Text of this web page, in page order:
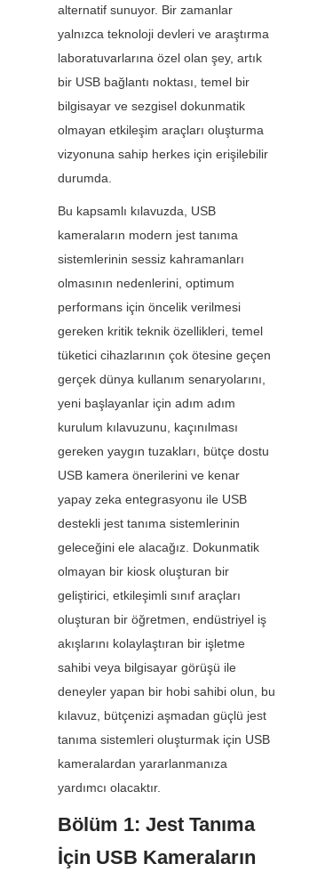
alternatif sunuyor. Bir zamanlar
yalnızca teknoloji devleri ve araştırma
laboratuvarlarına özel olan şey, artık
bir USB bağlantı noktası, temel bir
bilgisayar ve sezgisel dokunmatik
olmayan etkileşim araçları oluşturma
vizyonuna sahip herkes için erişilebilir
durumda.
Bu kapsamlı kılavuzda, USB
kameraların modern jest tanıma
sistemlerinin sessiz kahramanları
olmasının nedenlerini, optimum
performans için öncelik verilmesi
gereken kritik teknik özellikleri, temel
tüketici cihazlarının çok ötesine geçen
gerçek dünya kullanım senaryolarını,
yeni başlayanlar için adım adım
kurulum kılavuzunu, kaçınılması
gereken yaygın tuzakları, bütçe dostu
USB kamera önerilerini ve kenar
yapay zeka entegrasyonu ile USB
destekli jest tanıma sistemlerinin
geleceğini ele alacağız. Dokunmatik
olmayan bir kiosk oluşturan bir
geliştirici, etkileşimli sınıf araçları
oluşturan bir öğretmen, endüstriyel iş
akışlarını kolaylaştıran bir işletme
sahibi veya bilgisayar görüşü ile
deneyler yapan bir hobi sahibi olun, bu
kılavuz, bütçenizi aşmadan güçlü jest
tanıma sistemleri oluşturmak için USB
kameralardan yararlanmanıza
yardımcı olacaktır.
Bölüm 1: Jest Tanıma
İçin USB Kameraların